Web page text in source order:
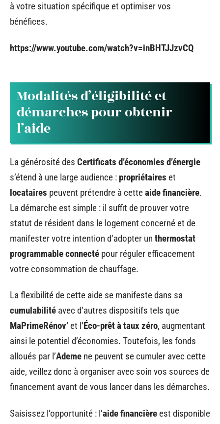
à votre situation spécifique et optimiser vos
bénéfices.
https://www.youtube.com/watch?v=inBHTJJzvCQ
Modalités d’éligibilité et
démarches pour obtenir
l’aide
La générosité des Certificats d’économies d’énergie
s’étend à une large audience : propriétaires et
locataires peuvent prétendre à cetteaide financière.
La démarche est simple : il suffit de prouver votre
statut de résident dans le logement concerné et de
manifester votre intention d’adopter un thermostat
programmable connecté pour réguler efficacement
votre consommation de chauffage.
La flexibilité de cette aide se manifeste dans sa
cumulabilité avec d’autres dispositifs tels que
MaPrimeRénov’ et l’Éco-prêt à taux zéro, augmentant
ainsi le potentiel d’économies. Toutefois, les fonds
alloués par l’Ademe ne peuvent se cumuler avec cette
aide, veillez donc à organiser avec soin vos sources de
financement avant de vous lancer dans les démarches.
Saisissez l’opportunité : l’aide financière est disponible